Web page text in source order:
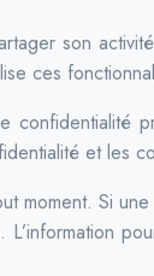
son
ces
et les
Si